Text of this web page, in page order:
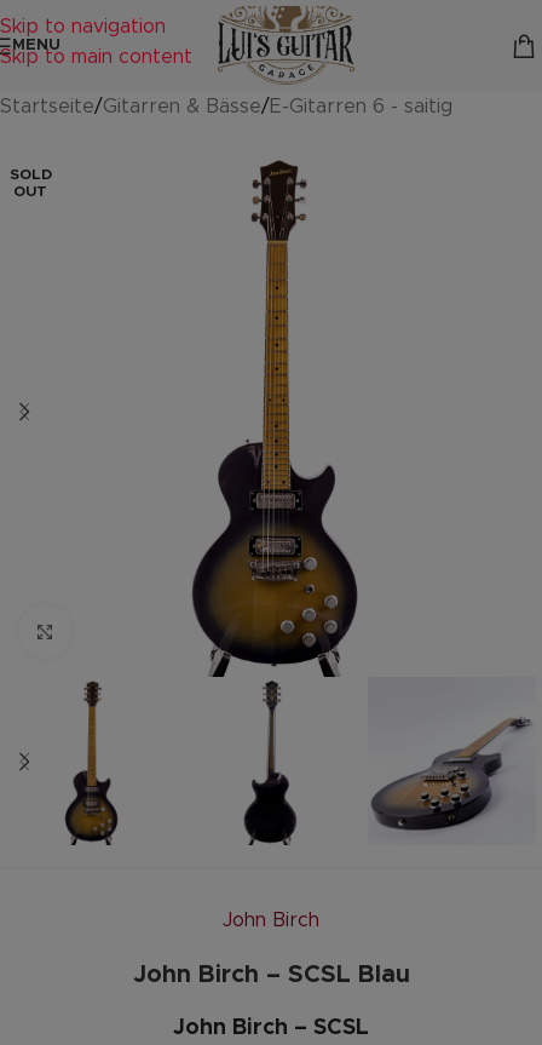
Skip to navigation
Skip to main content
MENU
Startseite/Gitarren & Bässe/E-Gitarren 6 - saitig
SOLD
OUT
Zum vergrößern anklicken
John Birch
John Birch – SCSL Blau
John Birch – SCSL